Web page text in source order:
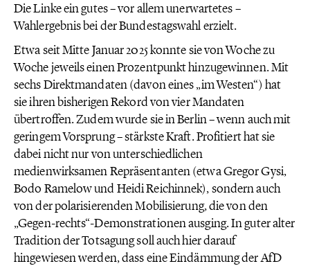
Die Linke ein gutes – vor allem unerwartetes –
Wahlergebnis bei der Bundestagswahl erzielt.
Etwa seit Mitte Januar 2025 konnte sie von Woche zu
Woche jeweils einen Prozentpunkt hinzugewinnen. Mit
sechs Direktmandaten (davon eines „im Westen“) hat
sie ihren bisherigen Rekord von vier Mandaten
übertroffen. Zudem wurde sie in Berlin – wenn auch mit
geringem Vorsprung – stärkste Kraft. Profitiert hat sie
dabei nicht nur von unterschiedlichen
medienwirksamen Repräsentanten (etwa Gregor Gysi,
Bodo Ramelow und Heidi Reichinnek), sondern auch
von der polarisierenden Mobilisierung, die von den
„Gegen-rechts“-Demonstrationen ausging. In guter alter
Tradition der Totsagung soll auch hier darauf
hingewiesen werden, dass eine Eindämmung der AfD